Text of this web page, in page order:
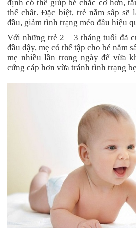
định có thể giúp bé chắc cơ hơn,
thể chất. Đặc biệt, trẻ nằm sấp sẽ
đầu, giảm tình trạng méo đầu hiệu
Với những trẻ 2 – 3 tháng tuổi đã
đầu dậy, mẹ có thể tập cho bé nằm
mẹ nhiều lần trong ngày để vừa
cứng cáp hơn vừa tránh tình trạng